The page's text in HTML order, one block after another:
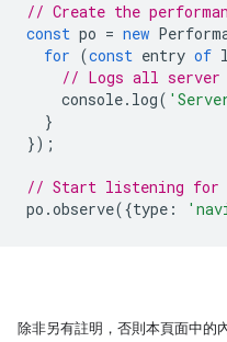
// Create the
const po = new
for (const entry of
// Logs all server
console. log(
}
});
// Start listening for
po .observe({type :
除非另有註明，否則本頁面中的